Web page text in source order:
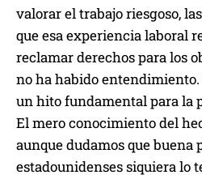
valorar el trabajo riesgoso,
que esa experiencia laboral
reclamar derechos para los
no ha habido
un hito fundamental para la
El mero conocimiento del
aunque dudamos que buena
estadounidenses siquiera lo